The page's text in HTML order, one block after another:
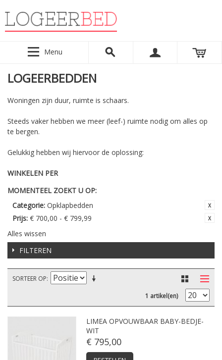
Menu
LOGEERBEDDEN
Woningen zijn duur, ruimte is schaars.
Steeds vaker hebben we meer (leef-) ruimte nodig om alles op
te bergen.
Gelukkig hebben wij hiervoor de oplossing:
WINKELEN PER
MOMENTEEL ZOEKT U OP:
Categorie: Opklapbedden
Prijs: € 700,00 - € 799,99
Alles wissen
FILTEREN
SORTEER OP
1 artikel(en)
LIMEA OPVOUWBAAR BABY-BEDJE-
WIT
€ 795,00